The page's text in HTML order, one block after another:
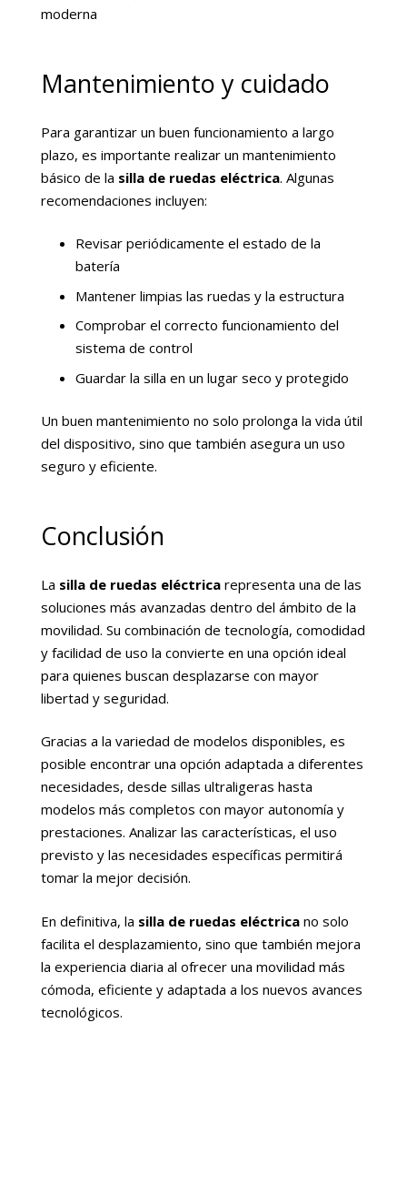
Mantenimiento y cuidado
Para garantizar un buen funcionamiento a largo
plazo, es importante realizar un mantenimiento
básico de la silla de ruedas eléctrica. Algunas
recomendaciones incluyen:
Revisar periódicamente el estado de la
batería
Mantener limpias las ruedas y la estructura
Comprobar el correcto funcionamiento del
sistema de control
Guardar la silla en un lugar seco y protegido
Un buen mantenimiento no solo prolonga la vida útil
del dispositivo, sino que también asegura un uso
seguro y eficiente.
Conclusión
La silla de ruedas eléctrica representa una de las
soluciones más avanzadas dentro del ámbito de la
movilidad. Su combinación de tecnología, comodidad
y facilidad de uso la convierte en una opción ideal
para quienes buscan desplazarse con mayor
libertad y seguridad.
Gracias a la variedad de modelos disponibles, es
posible encontrar una opción adaptada a diferentes
necesidades, desde sillas ultraligeras hasta
modelos más completos con mayor autonomía y
prestaciones. Analizar las características, el uso
previsto y las necesidades específicas permitirá
tomar la mejor decisión.
En definitiva, la silla de ruedas eléctrica no solo
facilita el desplazamiento, sino que también mejora
la experiencia diaria al ofrecer una movilidad más
cómoda, eficiente y adaptada a los nuevos avances
tecnológicos.